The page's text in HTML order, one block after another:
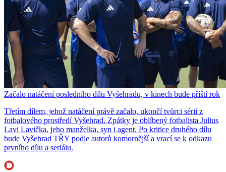
Začalo natáčení posledního dílu Vyšehradu, v kinech bude příští rok
Třetím dílem, jehož natáčení právě začalo, ukončí tvůrci sérii z
fotbalového prostředí Vyšehrad. Zpátky je oblíbený fotbalista Julius
Lavi Lavička, jeho manželka, syn i agent. Po kritice druhého dílu
bude Vyšehrad TŘY podle autorů komornější a vrací se k odkazu
prvního dílu a seriálu.